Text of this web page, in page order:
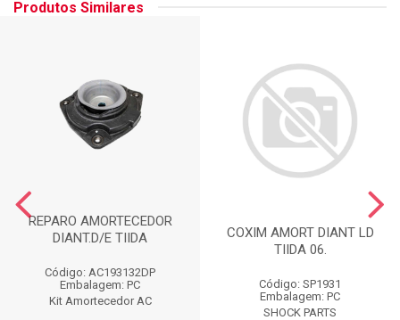
Produtos Similares
REPARO AMORTECEDOR
DIANT.D/E TIIDA
Código: AC193132DP
Embalagem: PC
Kit Amortecedor AC
COXIM AMORT DIANT LD
TIIDA 06.
Código: SP1931
Embalagem: PC
SHOCK PARTS